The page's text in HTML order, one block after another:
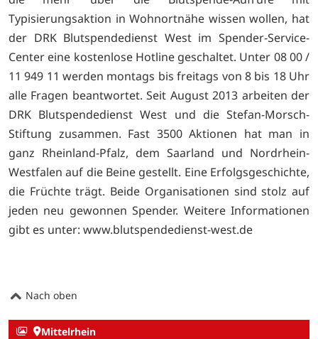
Typisierungsaktion in Wohnortnähe wissen wollen, hat
der DRK Blutspendedienst West im Spender-Service-
Center eine kostenlose Hotline geschaltet. Unter 08 00 /
11 949 11 werden montags bis freitags von 8 bis 18 Uhr
alle Fragen beantwortet. Seit August 2013 arbeiten der
DRK Blutspendedienst West und die Stefan-Morsch-
Stiftung zusammen. Fast 3500 Aktionen hat man in
ganz Rheinland-Pfalz, dem Saarland und Nordrhein-
Westfalen auf die Beine gestellt. Eine Erfolgsgeschichte,
die Früchte trägt. Beide Organisationen sind stolz auf
jeden neu gewonnen Spender. Weitere Informationen
gibt es unter: www.blutspendedienst-west.de
Nach oben
Mittelrhein